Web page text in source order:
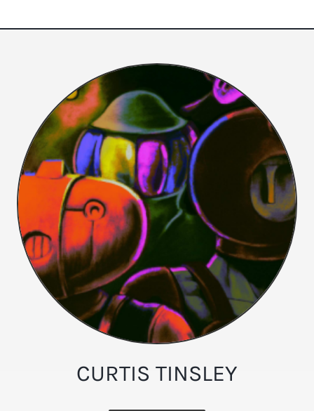
CURTIS TINSLEY